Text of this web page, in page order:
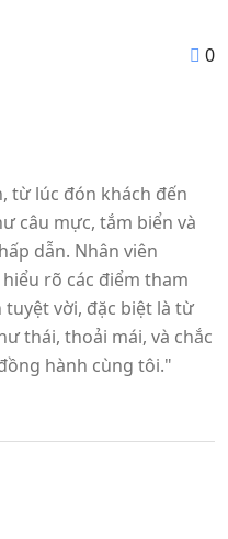
0
từ lúc đón khách đến
câu mực, tắm biển và
dẫn. Nhân viên
rõ các điểm tham
tuyệt vời, đặc biệt là từ
thái, thoải mái, và chắc
hành cùng tôi."